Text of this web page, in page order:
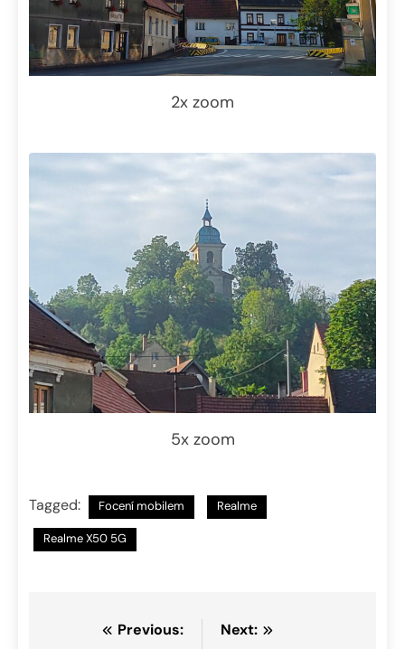
2x zoom
5x zoom
Tagged: Focení mobilem Realme
Realme X50 5G
NavigacePrevious:
Next: